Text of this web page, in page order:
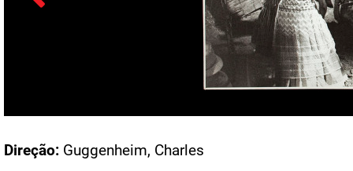
Direção: Guggenheim, Charles